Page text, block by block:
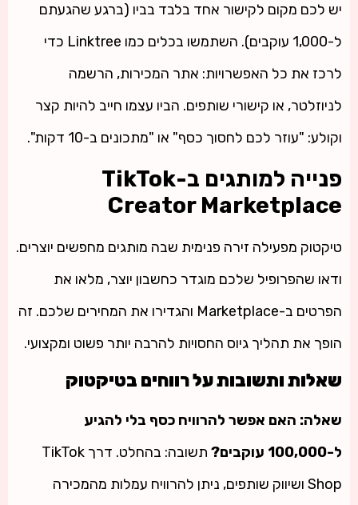
יש לכם מקום לקישור אחד בלבד בביו (ברגע שהגעתם
ל-1,000 עוקבים). השתמשו בכלים כמו Linktree כדי
לרכז את כל האפשרויות: אתר המכירות, הרשמה
לניוזלטר, או קישורי שותפים. הביו עצמו חייב להיות קצר
וקולע: "עוזר לכם לחסוך כסף" או "מתכונים ב-10 דקות".
פנייה למותגים ב-TikTok
Creator Marketplace
טיקטוק מפעילה זירה פנימית שבה מותגים מחפשים יוצרים.
ודאו שהפרופיל שלכם מוגדר כחשבון יוצר, מלאו את
הפרטים ב-Marketplace והגדירו את המחירים שלכם. זה
הופך את תהליך גיוס החסויות להרבה יותר פשוט ומקצועי.
שאלות ותשובות על רווחים בטיקטוק
שאלה: האם אפשר להרוויח כסף בלי להגיע
ל-100,000 עוקבים?
תשובה: בהחלט. דרך TikTok
Shop ושיווק שותפים, ניתן להרוויח עמלות מהמכירה